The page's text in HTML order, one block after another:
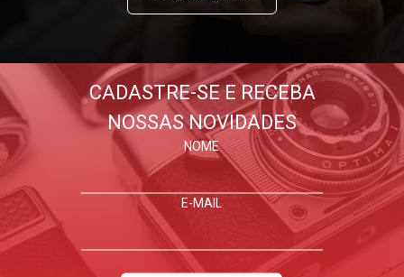
CADASTRE-SE E RECEBA
NOSSAS NOVIDADES
NOME
E-MAIL